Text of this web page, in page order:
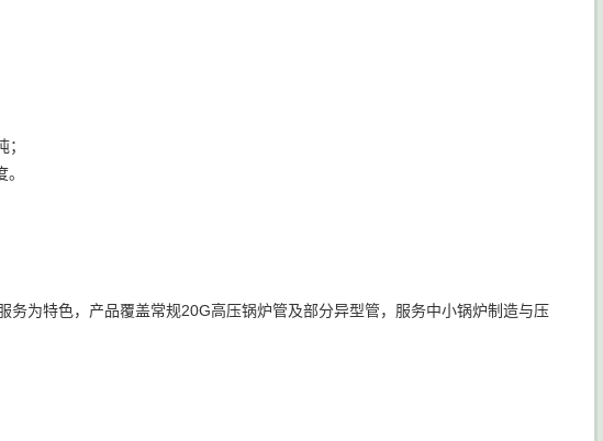
为特色，产品覆盖常规20G高压锅炉管及部分异型管，服务中小锅炉制造与压